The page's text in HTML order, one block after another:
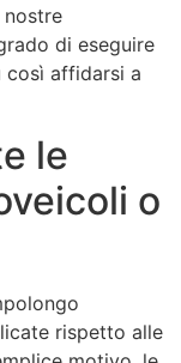
nostre
di eseguire
così affidarsi a
le
o
rispetto alle